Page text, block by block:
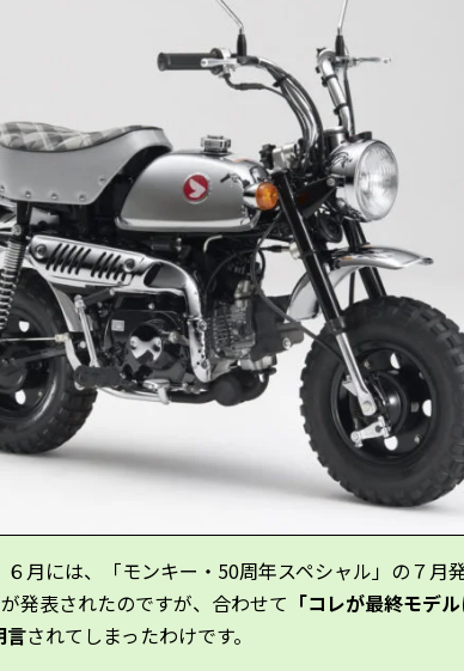
月には、「モンキー・50周年スペシャル」の７月
が発表されたのですが、合わせて 「コレが最終モデ
言されてしまったわけです。